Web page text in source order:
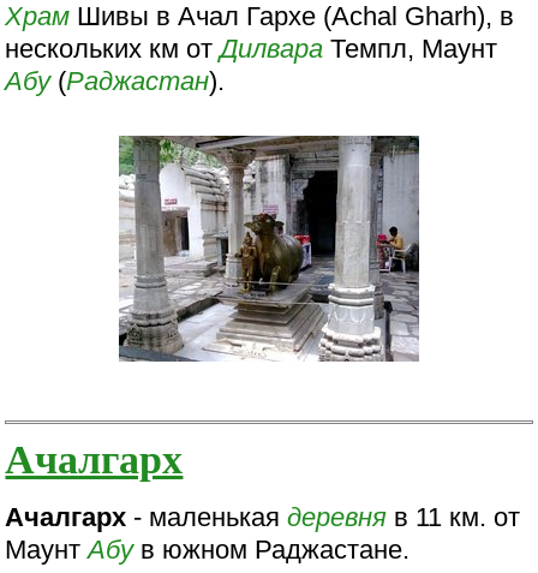
Храм Шивы в Ачал Гархе (Achal Gharh), в
нескольких км отДилвара Темпл, Маунт
Абу(Раджастан).
Ачалгарх
Ачалгарх - маленькаядеревня в 11 км. от
МаунтАбув южном Раджастане.